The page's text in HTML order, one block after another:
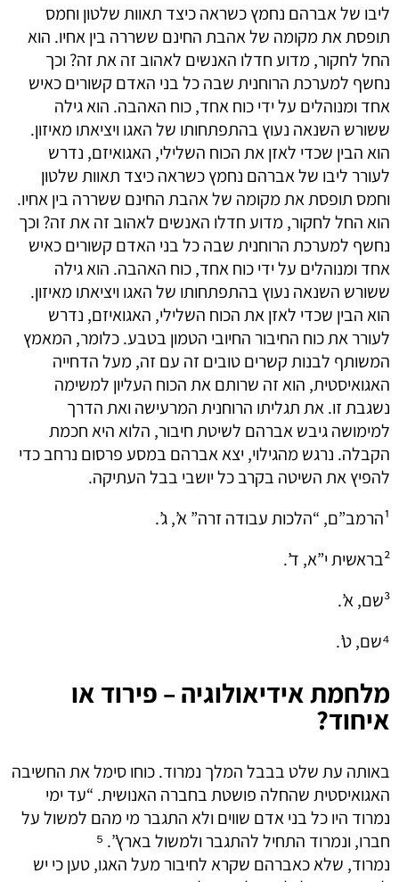
ליבו של אברהם נחמץ כשראה כיצד תאוות שלטון וחמס
תופסת את מקומה של אהבת החינם ששררה בין אחיו. הוא
החל לחקור, מדוע חדלו האנשים לאהוב זה את זה? וכך
נחשף למערכת הרוחנית שבה כל בני האדם קשורים כאיש
אחד ומנוהלים על ידי כוח אחד, כוח האהבה. הוא גילה
ששורש השנאה נעוץ בהתפתחותו של האגו ויציאתו מאיזון.
הוא הבין שכדי לאזן את הכוח השלילי, האגואיזם, נדרש
לעורר ליבו של אברהם נחמץ כשראה כיצד תאוות שלטון
וחמס תופסת את מקומה של אהבת החינם ששררה בין אחיו.
הוא החל לחקור, מדוע חדלו האנשים לאהוב זה את זה? וכך
נחשף למערכת הרוחנית שבה כל בני האדם קשורים כאיש
אחד ומנוהלים על ידי כוח אחד, כוח האהבה. הוא גילה
ששורש השנאה נעוץ בהתפתחותו של האגו ויציאתו מאיזון.
הוא הבין שכדי לאזן את הכוח השלילי, האגואיזם, נדרש
לעורר את כוח החיבור החיובי הטמון בטבע. כלומר, המאמץ
המשותף לבנות קשרים טובים זה עם זה, מעל הדחייה
האגואיסטית, הוא זה שרותם את הכוח העליון למשימה
נשגבת זו. את תגליתו הרוחנית המרעישה ואת הדרך
למימושה גיבש אברהם לשיטת חיבור, הלוא היא חכמת
הקבלה. נרגש מהגילוי, יצא אברהם במסע פרסום נרחב כדי
להפיץ את השיטה בקרב כל יושבי בבל העתיקה.
¹הרמב”ם, “הלכות עבודה זרה” א’, ג’.
²בראשית י”א, ד’.
³שם, א’.
⁴שם, ט’.
מלחמת אידיאולוגיה – פירוד או
איחוד?
באותה עת שלט בבבל המלך נמרוד. כוחו סימל את החשיבה
האגואיסטית שהחלה פושטת בחברה האנושית. “עד ימי
נמרוד היו כל בני אדם שווים ולא התגבר מי מהם למשול על
חברו, ונמרוד התחיל להתגבר ולמשול בארץ”. ⁵
נמרוד, שלא כאברהם שקרא לחיבור מעל האגו, טען כי יש